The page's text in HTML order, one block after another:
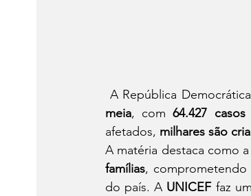
A República
meia, com 64.427
afetados, milhares são
A matéria destaca como
famílias,
do país. A UNICEF faz